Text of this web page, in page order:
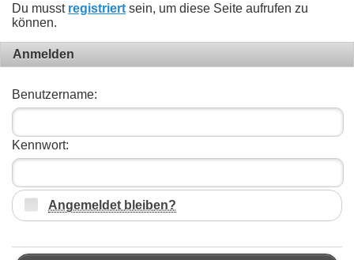
Du musst registriert sein, um diese Seite aufrufen zu
können.
Anmelden
Benutzername:
Kennwort:
Angemeldet bleiben?